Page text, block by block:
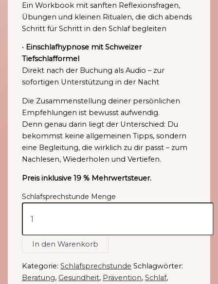
Ein Workbook mit sanften Reflexionsfragen,
Übungen und kleinen Ritualen, die dich abends
Schritt für Schritt in den Schlaf begleiten
• Einschlafhypnose mit Schweizer
Tiefschlafformel
Direkt nach der Buchung als Audio – zur
sofortigen Unterstützung in der Nacht
Die Zusammenstellung deiner persönlichen
Empfehlungen ist bewusst aufwendig.
Denn genau darin liegt der Unterschied: Du
bekommst keine allgemeinen Tipps, sondern
eine Begleitung, die wirklich zu dir passt – zum
Nachlesen, Wiederholen und Vertiefen.
Preis inklusive 19 % Mehrwertsteuer.
Schlafsprechstunde Menge
In den Warenkorb
Kategorie:Schlafsprechstunde Schlagwörter:
Beratung, Gesundheit, Prävention,Schlaf,